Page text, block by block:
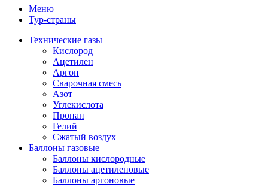
Меню
Тур-страны
Технические газы
Кислород
Ацетилен
Аргон
Сварочная смесь
Азот
Углекислота
Пропан
Гелий
Сжатый воздух
Баллоны газовые
Баллоны кислородные
Баллоны ацетиленовые
Баллоны аргоновые